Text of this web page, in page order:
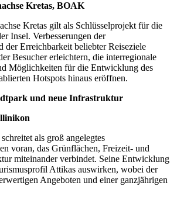
Kretas, BOAK
Kretas gilt als Schlüsselprojekt für die
Insel. Verbesserungen der
der Erreichbarkeit beliebter Reiseziele
Besucher erleichtern, die interregionale
Möglichkeiten für die Entwicklung des
Hotspots hinaus eröffnen.
und neue Infrastruktur
als groß angelegtes
voran, das Grünflächen, Freizeit- und
miteinander verbindet. Seine Entwicklung
Attikas auswirken, wobei der
Angeboten und einer ganzjährigen